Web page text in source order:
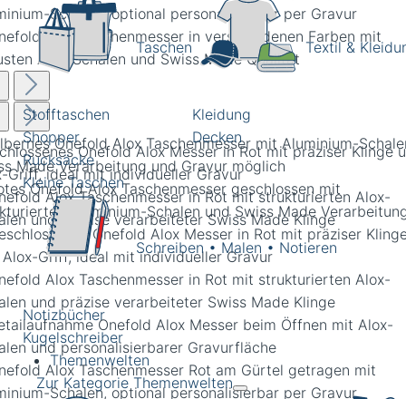
Taschen
Stofftaschen
Shopper
Rucksäcke
Kleine Taschen
Textil &
Kleidung
Decken
Schreiben • Malen • Notieren
Notizbücher
Kugelschreiber
Themenwelten
Zur Kategorie Themenwelten
Onefold Alox Messer in Rot mit präziser Klinge
Griff, ideal mit individueller Gravur